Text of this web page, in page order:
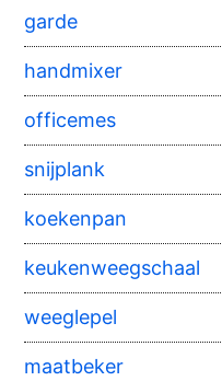
garde
handmixer
officemes
snijplank
koekenpan
keukenweegschaal
weeglepel
maatbeker